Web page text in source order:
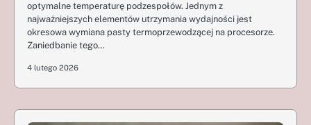
optymalne temperaturę podzespołów. Jednym z
najważniejszych elementów utrzymania wydajności jest
okresowa wymiana pasty termoprzewodzącej na procesorze.
Zaniedbanie tego…
4 lutego 2026